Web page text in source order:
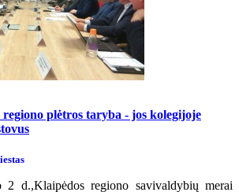
regiono plėtros taryba - jos kolegijoje
2 d.,Klaipėdos regiono savivaldybių merai